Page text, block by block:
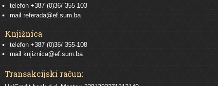
telefon +387 (0)36/ 355-103
mail referada@ef.sum.ba
Knjižnica
telefon +387 (0)36/ 355-108
mail
knjiznica@ef.sum.ba
Transakcijski račun: